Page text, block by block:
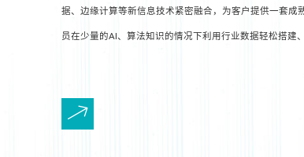
据、边缘计算等新信息技术紧密融合，为客户提供一套成
员在少量的AI、算法知识的情况下利用行业数据轻松搭建